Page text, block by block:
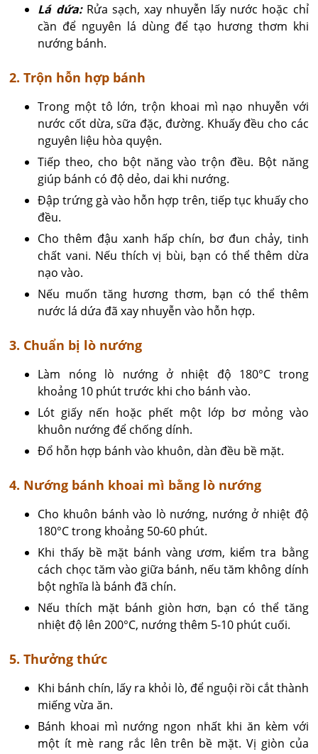
Lá dứa:Rửa sạch, xay nhuyễn lấy nước hoặc chỉ
cần để nguyên lá dùng để tạo hương thơm khi
nướng bánh.
2. Trộn hỗn hợp bánh
Trong một tô lớn, trộn khoai mì nạo nhuyễn với
nước cốt dừa, sữa đặc, đường. Khuấy đều cho các
nguyên liệu hòa quyện.
Tiếp theo, cho bột năng vào trộn đều. Bột năng
giúp bánh có độ dẻo, dai khi nướng.
Đập trứng gà vào hỗn hợp trên, tiếp tục khuấy cho
đều.
Cho thêm đậu xanh hấp chín, bơ đun chảy, tinh
chất vani. Nếu thích vị bùi, bạn có thể thêm dừa
nạo vào.
Nếu muốn tăng hương thơm, bạn có thể thêm
nước lá dứa đã xay nhuyễn vào hỗn hợp.
3. Chuẩn bị lò nướng
Làm nóng lò nướng ở nhiệt độ 180°C trong
khoảng 10 phút trước khi cho bánh vào.
Lót giấy nến hoặc phết một lớp bơ mỏng vào
khuôn nướng để chống dính.
Đổ hỗn hợp bánh vào khuôn, dàn đều bề mặt.
4. Nướng bánh khoai mì bằng lò nướng
Cho khuôn bánh vào lò nướng, nướng ở nhiệt độ
180°C trong khoảng 50-60 phút.
Khi thấy bề mặt bánh vàng ươm, kiểm tra bằng
cách chọc tăm vào giữa bánh, nếu tăm không dính
bột nghĩa là bánh đã chín.
Nếu thích mặt bánh giòn hơn, bạn có thể tăng
nhiệt độ lên 200°C, nướng thêm 5-10 phút cuối.
5. Thưởng thức
Khi bánh chín, lấy ra khỏi lò, để nguội rồi cắt thành
miếng vừa ăn.
Bánh khoai mì nướng ngon nhất khi ăn kèm với
một ít mè rang rắc lên trên bề mặt. Vị giòn của